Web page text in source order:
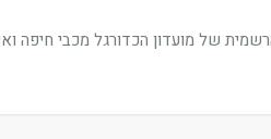
של מועדון הכדורגל מכבי חיפה